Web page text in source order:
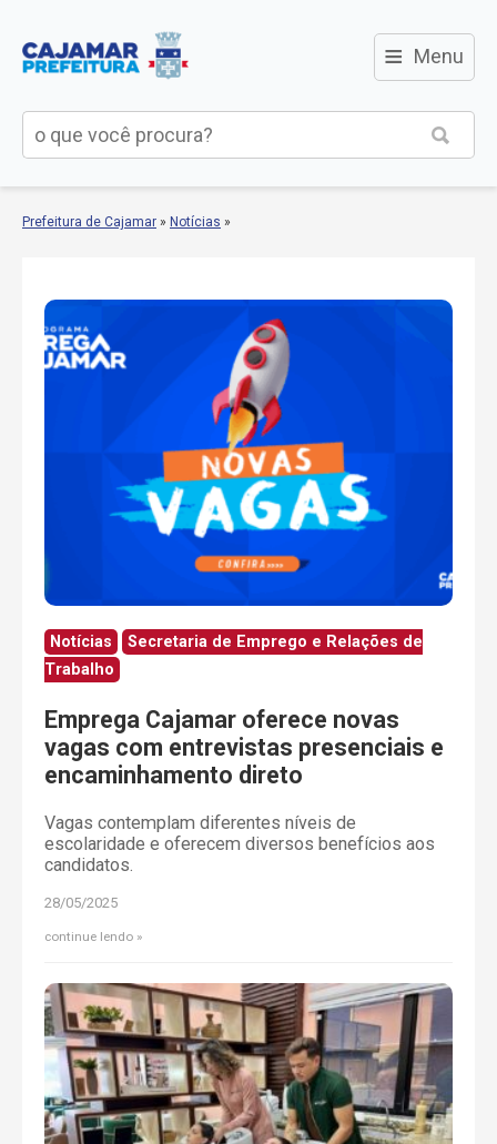
≡ Menu
Prefeitura de Cajamar » Notícias »
Notícias
Secretaria de Emprego e Relações de
Trabalho
Emprega Cajamar oferece novas
vagas com entrevistas presenciais e
encaminhamento direto
Vagas contemplam diferentes níveis de
escolaridade e oferecem diversos benefícios aos
candidatos.
28/05/2025
continue lendo